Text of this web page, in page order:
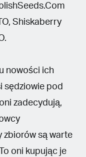
Shiskaberry
nowości ich
sędziowie pod
zadecydują,
zbiorów są warte
oni kupując je